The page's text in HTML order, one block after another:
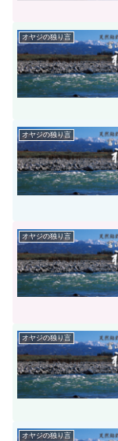
オヤジの独り言
オヤジの独り言
オヤジの独り言
オヤジの独り言
オヤジの独り言